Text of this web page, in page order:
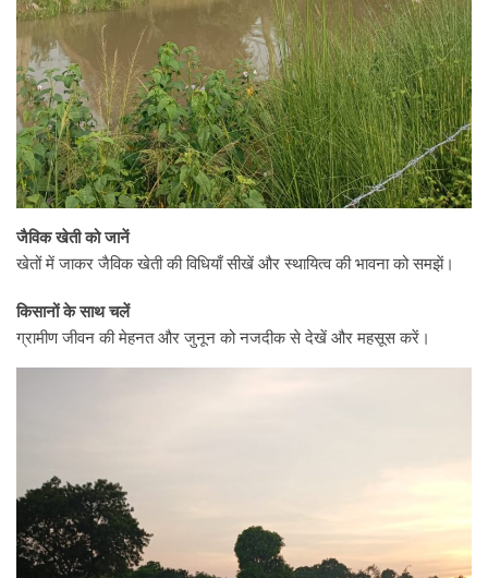
जैविक खेती को जानें
खेतों में जाकर जैविक खेती की विधियाँ सीखें और स्थायित्व की भावना को समझें।
किसानों के साथ चलें
ग्रामीण जीवन की मेहनत और जुनून को नजदीक से देखें और महसूस करें।